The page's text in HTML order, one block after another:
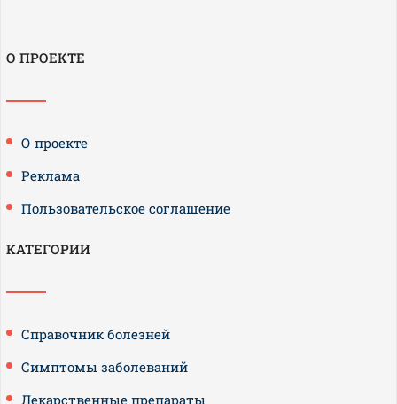
О ПРОЕКТЕ
О проекте
Реклама
Пользовательское соглашение
КАТЕГОРИИ
Справочник болезней
Симптомы заболеваний
Лекарственные препараты